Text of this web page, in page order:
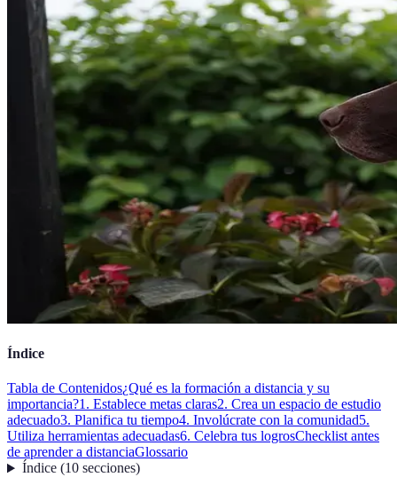
Índice
Tabla de Contenidos¿Qué es la formación a distancia y su
importancia?1. Establece metas claras2. Crea un espacio de estudio
adecuado3. Planifica tu tiempo4. Involúcrate con la comunidad5.
Utiliza herramientas adecuadas6. Celebra tus logrosChecklist antes
de aprender a distanciaGlossario
Índice(10 secciones)